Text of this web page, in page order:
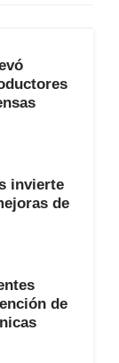
invierte
de
de